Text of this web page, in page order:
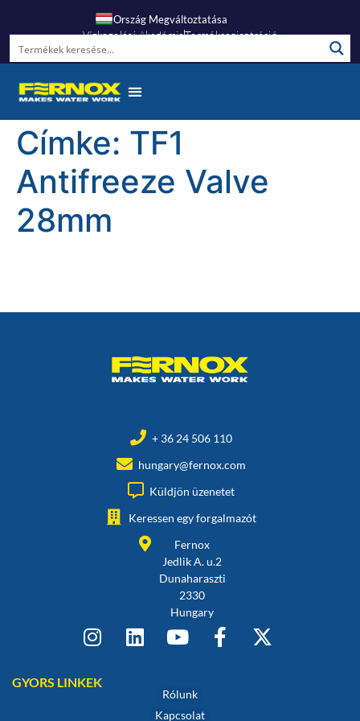
Ország Megváltoztatása
Vízkezelési AkadémiaTermékregisztráció
Címke: TF1
Antifreeze Valve
28mm
+ 36 24 506 110
hungary@fernox.com
Küldjön üzenetet
Keressen egy forgalmazót
Fernox
Jedlik A. u.2
Dunaharaszti
2330
Hungary
GYORS LINKEK
Rólunk
Kapcsolat